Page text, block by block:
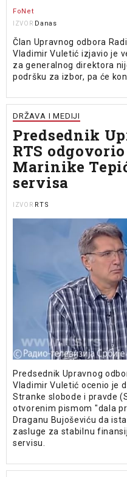
FoNet
IZVOR Danas
Član Upravnog odbora
Vladimir Vuletić izjavio je
za generalnog direktora
podršku za izbor, pa će
DRŽAVA I MEDIJI
Predsednik
RTS
Marinike
servisa
IZVOR RTS
Predsednik Upravnog
Vladimir Vuletić ocenio je
Stranke slobode i pravde
otvorenim pismom "dala
Draganu Bujoševiću da
zasluge za stabilnu
servisu.